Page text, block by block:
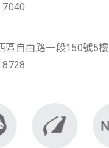
區自由路一段150號5樓